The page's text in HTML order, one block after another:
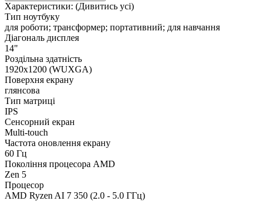
Характеристики: (Дивитись усі)
Тип ноутбуку
для роботи; трансформер; портативний; для навчання
Діагональ дисплея
14"
Роздільна здатність
1920x1200 (WUXGA)
Поверхня екрану
глянсова
Тип матриці
IPS
Сенсорний екран
Multi-touch
Частота оновлення екрану
60 Гц
Покоління процесора AMD
Zen 5
Процесор
AMD Ryzen AI 7 350 (2.0 - 5.0 ГГц)